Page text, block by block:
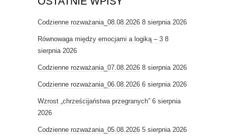
Codzienne rozważania_08.08.2026 8 sierpnia 2026
Równowaga między emocjami a logiką – 3 8
sierpnia 2026
Codzienne rozważania_07.08.2026 8 sierpnia 2026
Codzienne rozważania_06.08.2026 6 sierpnia 2026
Wzrost „chrześcijaństwa przegranych” 6 sierpnia
2026
Codzienne rozważania_05.08.2026 5 sierpnia 2026